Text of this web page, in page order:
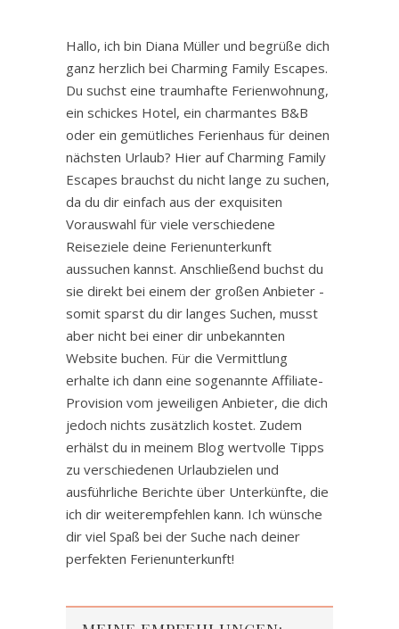
Hallo, ich bin Diana Müller und begrüße dich
ganz herzlich bei Charming Family Escapes.
Du suchst eine traumhafte Ferienwohnung,
ein schickes Hotel, ein charmantes B&B
oder ein gemütliches Ferienhaus für deinen
nächsten Urlaub? Hier auf Charming Family
Escapes brauchst du nicht lange zu suchen,
da du dir einfach aus der exquisiten
Vorauswahl für viele verschiedene
Reiseziele deine Ferienunterkunft
aussuchen kannst. Anschließend buchst du
sie direkt bei einem der großen Anbieter -
somit sparst du dir langes Suchen, musst
aber nicht bei einer dir unbekannten
Website buchen. Für die Vermittlung
erhalte ich dann eine sogenannte Affiliate-
Provision vom jeweiligen Anbieter, die dich
jedoch nichts zusätzlich kostet. Zudem
erhälst du in meinem Blog wertvolle Tipps
zu verschiedenen Urlaubzielen und
ausführliche Berichte über Unterkünfte, die
ich dir weiterempfehlen kann. Ich wünsche
dir viel Spaß bei der Suche nach deiner
perfekten Ferienunterkunft!